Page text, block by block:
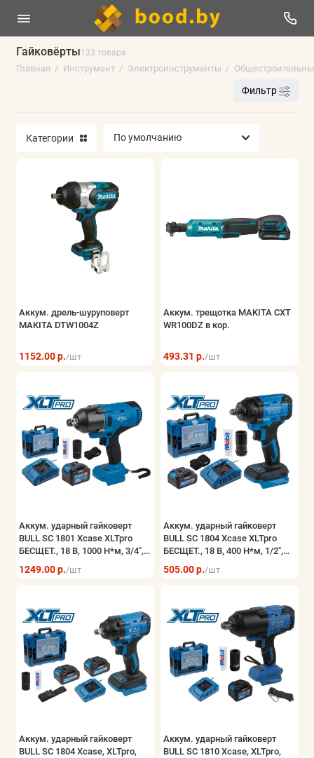
Гайковёрты133 товара
Главная Инструмент Электроинструменты
Электроинструменты
Ручной инструмент
Сварочное оборудование
Пневматика
Строительное оборудование
Хранение инструмента
Показать все
Фильтр
Категории
Аккум. дрель-шуруповерт
MAKITA DTW1004Z
1152.00 р./шт
Аккум. трещотка MAKITA CXT
WR100DZ в кор.
493.31 р./шт
Аккум. ударный гайковерт
BULL SC 1801 Xcase XLTpro
БЕСЩЕТ., 18 В, 1000 Н*м, 3/4",
1х6 А*ч, з/у 4 А
1249.00 р./шт
Аккум. ударный гайковерт
BULL SC 1804 Xcase XLTpro
БЕСЩЕТ., 18 В, 400 Н*м, 1/2",
1х4 А*ч, з/у 4 А
505.00 р./шт
Аккум. ударный гайковерт
BULL SC 1804 Xcase, XLTpro,
Аккум. ударный гайковерт
BULL SC 1810 Xcase, XLTpro,